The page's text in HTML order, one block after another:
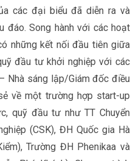
các đại biểu đã diễn ra và
Song hành với các hoạt
những kết nối đầu tiên giữa
đầu tư khởi nghiệp với các
Nhà sáng lập/Giám đốc điều
về một trường hợp start-up
quỹ đầu tư như TT Chuyển
(CSK), ĐH Quốc gia Hà
Trường ĐH Phenikaa và